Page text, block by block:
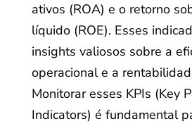
ativos (ROA) e o retorno
líquido (ROE). Esses
insights valiosos sobre a
operacional e a
Monitorar esses KPIs (Key
Indicators) é fundamental